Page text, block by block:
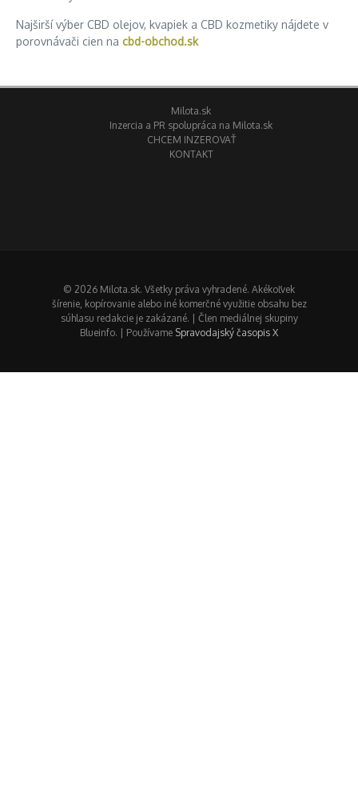
Najširší výber CBD olejov, kvapiek a CBD kozmetiky nájdete v
porovnávači cien na cbd-obchod.sk
Milota.sk
Inzercia a PR spolupráca na Milota.sk
CHCEM INZEROVAŤ
KONTAKT
© 2026 Milota.sk. Všetky práva vyhradené. Akékoľvek
šírenie, kopírovanie alebo iné komerčné využitie obsahu bez
súhlasu redakcie je zakázané. | Člen mediálnej skupiny
Blueinfo. | Používame Spravodajský časopis X